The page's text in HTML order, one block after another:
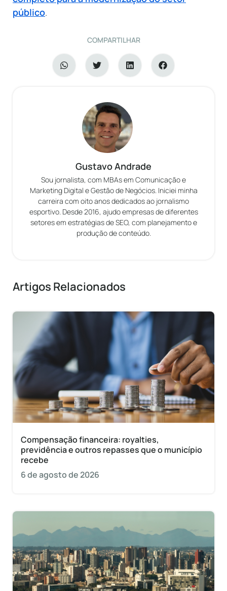
público.
COMPARTILHAR
Gustavo Andrade
Sou jornalista, com MBAs em Comunicação e
Marketing Digital e Gestão de Negócios. Iniciei minha
carreira com oito anos dedicados ao jornalismo
esportivo. Desde 2016, ajudo empresas de diferentes
setores em estratégias de SEO, com planejamento e
produção de conteúdo.
Artigos Relacionados
Compensação financeira: royalties,
previdência e outros repasses que o município
recebe
6 de agosto de 2026